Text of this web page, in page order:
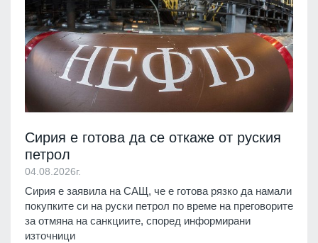
Сирия е готова да се откаже от руския
петрол
04.08.2026г.
Сирия е заявила на САЩ, че е готова рязко да намали
покупките си на руски петрол по време на преговорите
за отмяна на санкциите, според информирани
източници